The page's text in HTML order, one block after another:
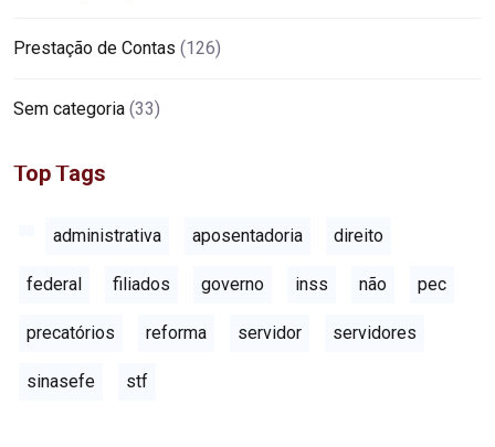
Prestação de Contas (126)
Sem categoria (33)
Top Tags
administrativa aposentadoria direito
federal filiados governo inss não pec
precatórios reforma servidor servidores
sinasefe stf